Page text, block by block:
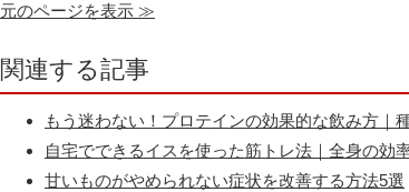
元のページを表示 ≫
関連する記事
もう迷わない！プロテインの効果的な飲み方｜
自宅でできるイスを使った筋トレ法｜全身の効
甘いものがやめられない症状を改善する方法5選